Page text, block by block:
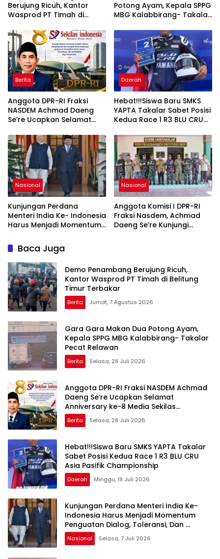
Berujung Ricuh, Kantor
Wasprod PT Timah di
Potong Ayam, Kepala SPPG
MBG Kalabbirang- Takalar
Berita
Anggota DPR-RI Fraksi
NASDEM Achmad Daeng
Se’re Ucapkan Selamat
Sekilas Indonesia, Apresiasi
Peran Pers dalam
Membangun Bangsa
Daerah
Hebat!!!Siswa Baru SMKS
YAPTA Takalar Sabet Posisi
Kedua Race 1 R3 BLU CRU
Nasional
Kunjungan Perdana
Menteri India Ke- Indonesia
Harus Menjadi Momentum
Toleransi, Dan
Perlindungan Hak
Kelompok Minoritas
Nasional
Anggota Komisi I DPR-RI
Fraksi Nasdem, Achmad
Daeng Se’re Kunjungi
Baca Juga
Demo Penambang Berujung Ricuh,
Kantor Wasprod PT Timah di Belitung
Timur Terbakar
Berita Jumat, 7 Agustus 2026
Gara Gara Makan Dua Potong Ayam,
Kepala SPPG MBG Kalabbirang- Takalar
Pecat Relawan
Berita Selasa, 28 Juli 2026
Anggota DPR-RI Fraksi NASDEM Achmad
Daeng Se’re Ucapkan Selamat
Anniversary ke-8 Media Sekilas
Indonesia, Apresiasi Peran Pers dalam
Membangun Bangsa
Berita Selasa, 28 Juli 2026
Hebat!!!Siswa Baru SMKS YAPTA Takalar
Sabet Posisi Kedua Race 1 R3 BLU CRU
Asia Pasifik Championship
Daerah Minggu, 19 Juli 2026
Kunjungan Perdana Menteri India Ke-
Indonesia Harus Menjadi Momentum
Penguatan Dialog, Toleransi, Dan
Perlindungan Hak Kelompok Minoritas
Nasional Selasa, 7 Juli 2026